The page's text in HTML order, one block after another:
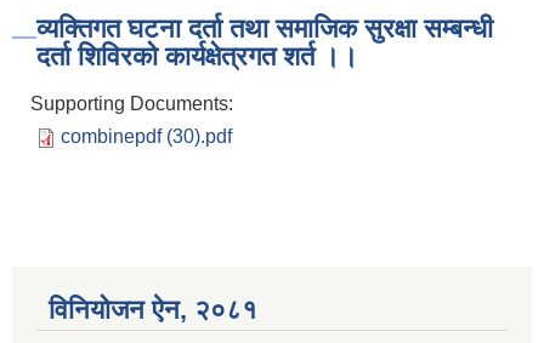
व्यक्तिगत घटना दर्ता तथा समाजिक सुरक्षा सम्बन्धी
दर्ता शिविरको कार्यक्षेत्रगत शर्त ।।
Supporting Documents:
combinepdf (30).pdf
विनियोजन ऐन‚ २०८१